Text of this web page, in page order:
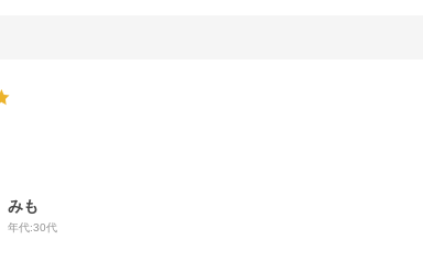
みも
年代:30代